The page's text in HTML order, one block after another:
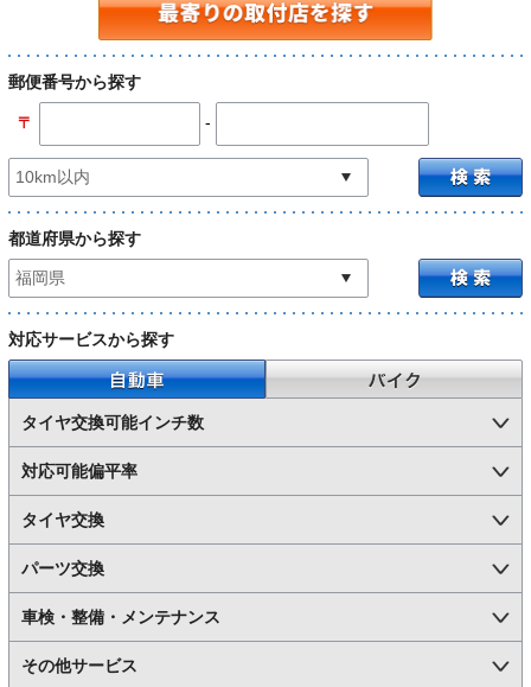
郵便番号から探す
〒 -
都道府県から探す
対応サービスから探す
自動車
タイヤ交換可能インチ数
対応可能偏平率
タイヤ交換
パーツ交換
車検・整備・メンテナンス
その他サービス